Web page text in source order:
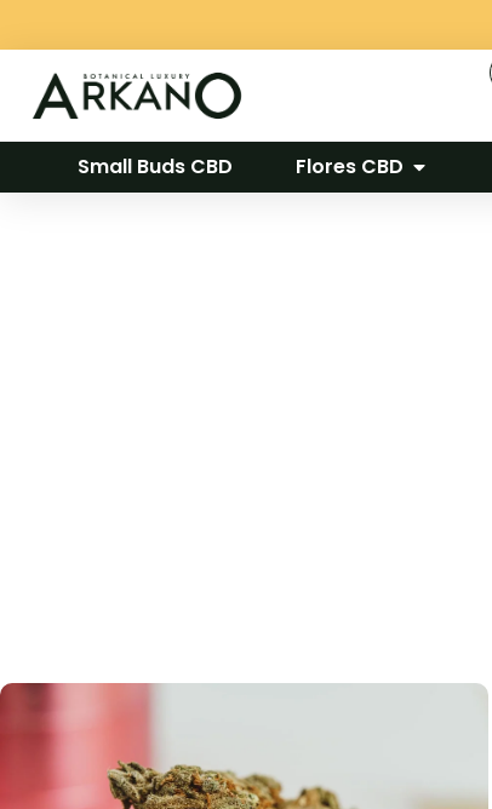
Small Buds CBD Flores CBD